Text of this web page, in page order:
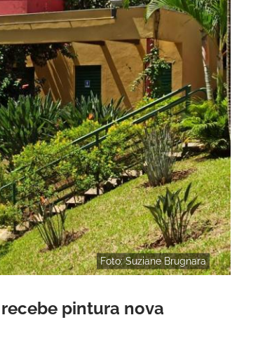
Foto: Suziane Brugnara
pintura nova